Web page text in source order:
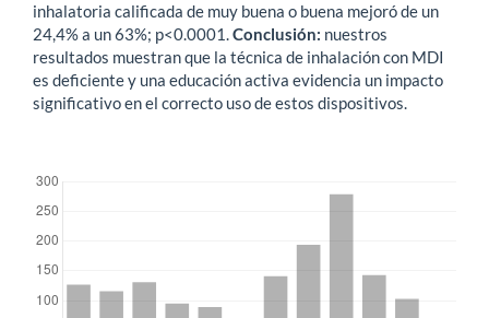
inhalatoria calificada de muy buena o buena mejoró de un
24,4% a un 63%; p<0.0001.Conclusión: nuestros
resultados muestran que la técnica de inhalación con MDI
es deficiente y una educación activa evidencia un impacto
significativo en el correcto uso de estos dispositivos.